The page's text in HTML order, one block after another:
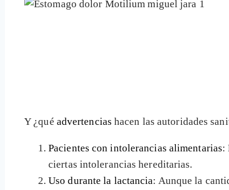
Y ¿qué advertenciashacen las autoridades
Pacientes con intolerancias alimentarias:
ciertas intolerancias hereditarias.
Uso durante la lactancia: Aunque la